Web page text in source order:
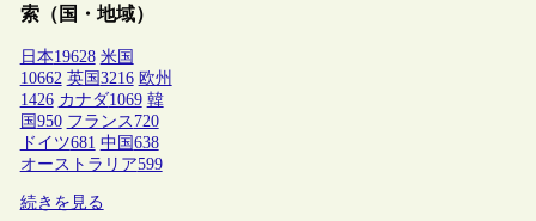
索（国・地域）
日本19628 米国
10662 英国 3216 欧州
1426 カナダ1069 韓
国 950 フランス 720
ドイツ681 中国 638
オーストラリア599
続きを見る